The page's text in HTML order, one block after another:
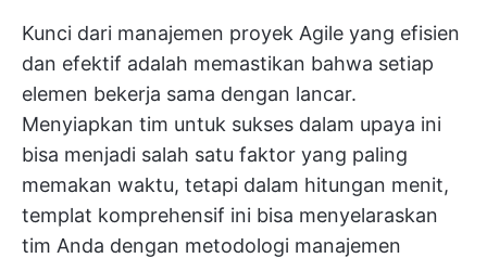
Kunci dari manajemen proyek Agile yang efisien
dan efektif adalah memastikan bahwa setiap
elemen bekerja sama dengan lancar.
Menyiapkan tim untuk sukses dalam upaya ini
bisa menjadi salah satu faktor yang paling
memakan waktu, tetapi dalam hitungan menit,
templat komprehensif ini bisa menyelaraskan
tim Anda dengan metodologi manajemen